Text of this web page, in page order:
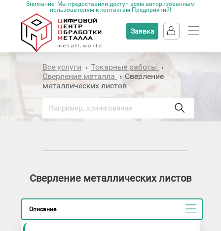
Внимание! Мы предоставили доступ всем авторизованным
пользователям к контактам Предприятий!
Заявка
Все услуги › Токарные работы ›
Сверление металла › Сверление
металлических листов
Сверление металлических листов
Описание